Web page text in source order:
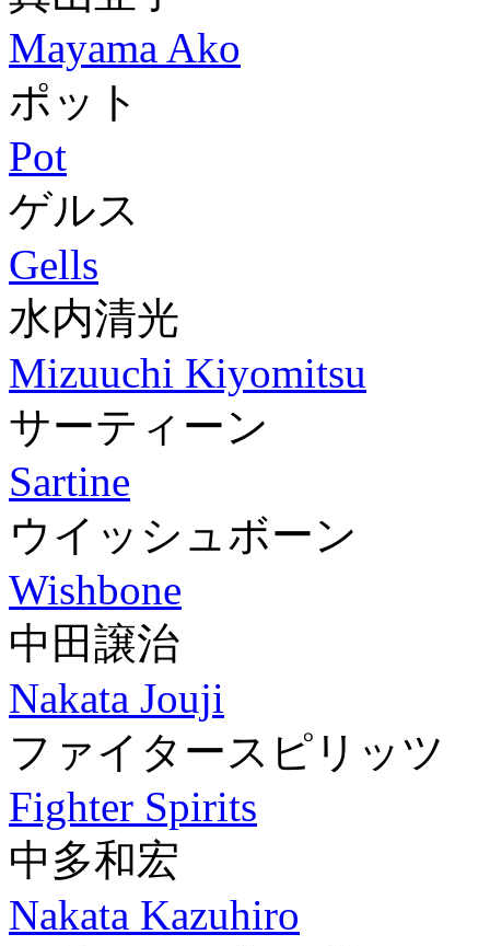
Mayama Ako
ポット
Pot
ゲルス
Gells
水内清光
Mizuuchi Kiyomitsu
サーティーン
Sartine
ウイッシュボーン
Wishbone
中田譲治
Nakata Jouji
ファイタースピリッツ
Fighter Spirits
中多和宏
Nakata Kazuhiro